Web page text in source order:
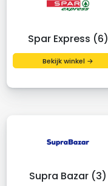
Spar Express (6)
Bekijk winkel →
Supra Bazar (3)